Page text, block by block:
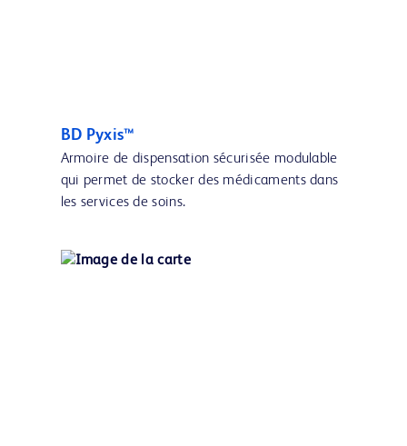
BD Pyxis™
Armoire de dispensation sécurisée modulable
qui permet de stocker des médicaments dans
les services de soins.